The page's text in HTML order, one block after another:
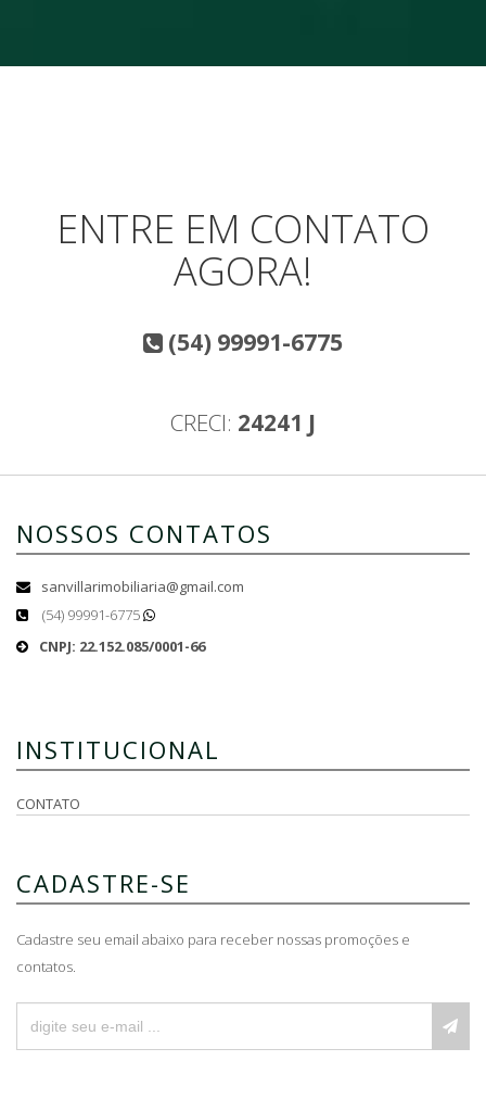
ENTRE EM CONTATO
AGORA!
(54) 99991-6775
CRECI: 24241 J
NOSSOS CONTATOS
sanvillarimobiliaria@gmail.com
(54) 99991-6775
CNPJ: 22.152.085/0001-66
INSTITUCIONAL
CONTATO
CADASTRE-SE
Cadastre seu email abaixo para receber nossas promoções e
contatos.